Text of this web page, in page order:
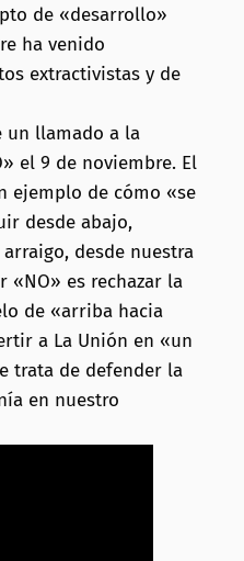
de «desarrollo»
ha venido
extractivistas y de
un llamado a la
el 9 de noviembre. El
ejemplo de cómo «se
desde abajo,
desde nuestra
«NO» es rechazar la
de «arriba hacia
a La Unión en «un
trata de defender la
en nuestro